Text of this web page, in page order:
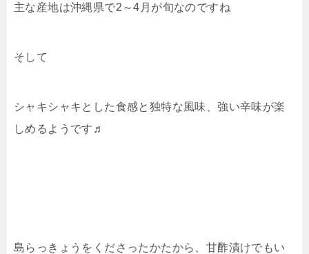
主な産地は沖縄県で2～4月が旬なのですね
そして
シャキシャキとした食感と独特な風味、強い辛味が楽
しめるようです♬
島らっきょうをくださったかたから、甘酢漬けでもい